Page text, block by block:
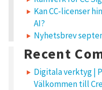
Kan CC-licenser
AI?
Nyhetsbrev
Recent
Digitala verktyg |
Välkommen till